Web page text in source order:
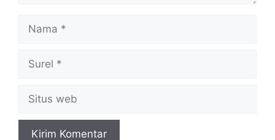
Nama
Surel
Situs
web